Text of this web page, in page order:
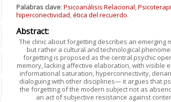
Palabras clave: Psicoanálisis Relacional,
hiperconectividad,ética del recuerdo.
Abstract:
The clinic about forgetting describes an
but rather a cultural and technological
forgetting is proposed as the central psychic
memory, lacking affective elaboration, with visible
informational saturation, hyperconnectivity,
dialoguing with other disciplines— it argues that
the forgetting of the modern subject not as
an act of subjective resistance against